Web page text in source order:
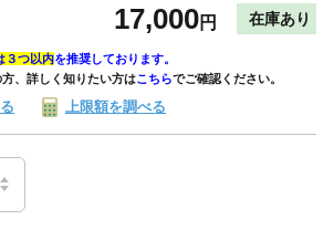
17,000円 在庫あり
３つ以内を推奨しております。
、詳しく知りたい方はこちらでご確認ください。
上限額を調べる